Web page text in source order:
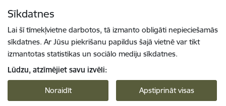
Sīkdatnes
Lai šī tīmekļvietne darbotos, tā izmanto obligāti nepieciešamās
sīkdatnes. Ar Jūsu piekrišanu papildus šajā vietnē var tikt
izmantotas statistikas un sociālo mediju sīkdatnes.
Lūdzu, atzīmējiet savu izvēli:
Noraidīt Apstiprināt visas